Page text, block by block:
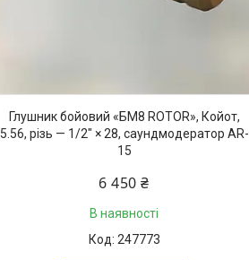
Глушник бойовий «БМ8 ROTOR», Койот,
5.56, різь — 1/2" × 28, саундмодератор AR-
15
6 450 ₴
В наявності
247773